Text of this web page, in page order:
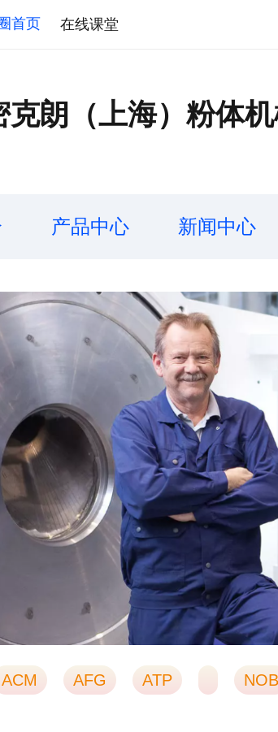
首页 在线课堂
克朗（上海）粉体
产品中心 新闻中心
ACM AFG ATP NOB